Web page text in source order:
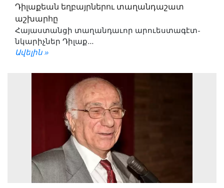
Դիլաքեան եղբայրներու տաղանդաշատ
աշխարհը
Հայաստանցի տաղանդաւոր արուեստագէտ-
նկարիչներ Դիլաք...
Ավելին »